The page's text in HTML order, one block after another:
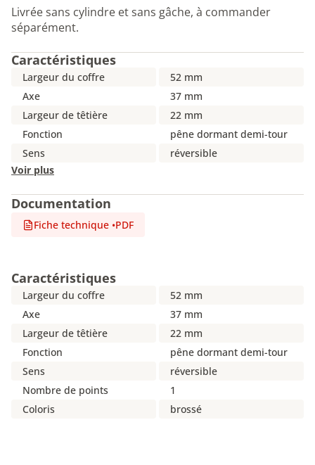
Livrée sans cylindre et sans gâche, à commander
séparément.
Caractéristiques
Largeur du coffre
52 mm
Axe
37 mm
Largeur de têtière
22 mm
Fonction
pêne dormant demi-tour
Sens
réversible
Voir plus
Documentation
Fiche technique •PDF
Caractéristiques
Largeur du coffre
52 mm
Axe
37 mm
Largeur de têtière
22 mm
Fonction
pêne dormant demi-tour
Sens
réversible
Nombre de points
1
Coloris
brossé